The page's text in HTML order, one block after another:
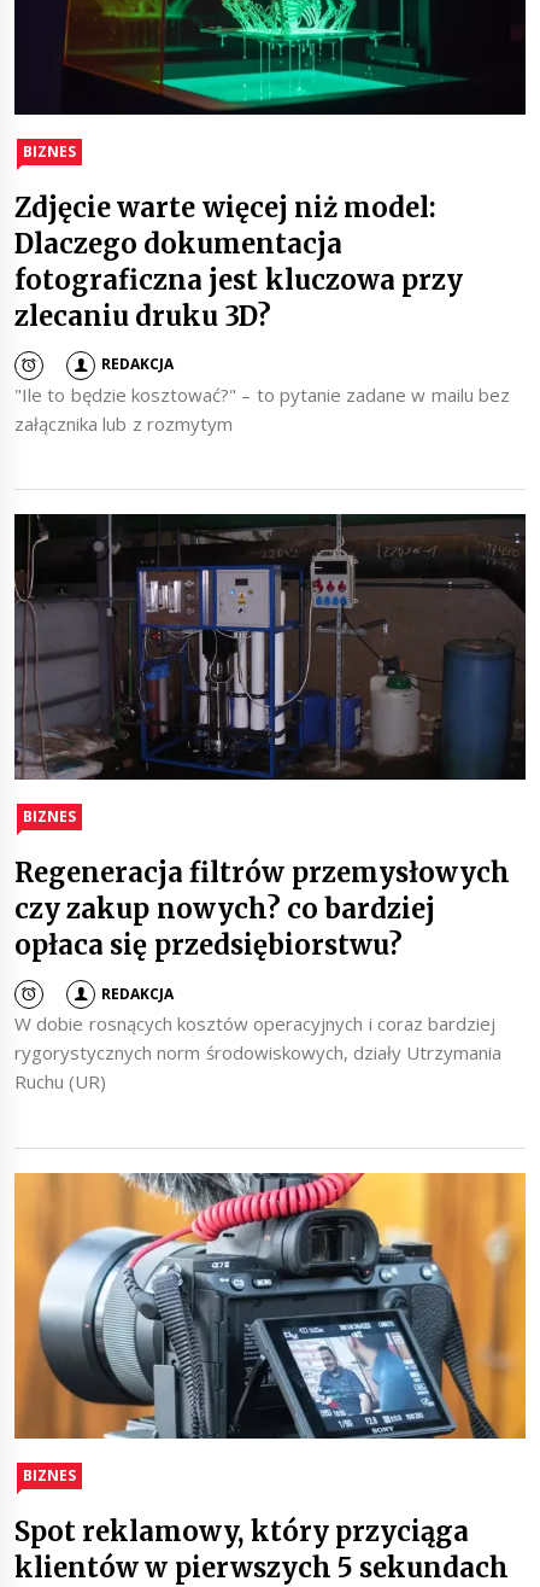
BIZNES
Zdjęcie warte więcej niż model:
Dlaczego dokumentacja
fotograficzna jest kluczowa przy
zlecaniu druku 3D?
REDAKCJA
"Ile to będzie kosztować?" – to pytanie zadane w mailu bez
załącznika lub z rozmytym
BIZNES
Regeneracja filtrów przemysłowych
czy zakup nowych? co bardziej
opłaca się przedsiębiorstwu?
REDAKCJA
W dobie rosnących kosztów operacyjnych i coraz bardziej
rygorystycznych norm środowiskowych, działy Utrzymania
Ruchu (UR)
BIZNES
Spot reklamowy, który przyciąga
klientów w pierwszych 5 sekundach